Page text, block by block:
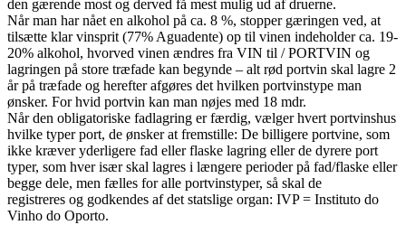
den gærende most og derved få mest mulig ud af druerne.
Når man har nået en alkohol på ca. 8 %, stopper gæringen ved, at
tilsætte klar vinsprit (77% Aguadente) op til vinen indeholder ca. 19-
20% alkohol, hvorved vinen ændres fra VIN til / PORTVIN og
lagringen på store træfade kan begynde – alt rød portvin skal lagre 2
år på træfade og herefter afgøres det hvilken portvinstype man
ønsker. For hvid portvin kan man nøjes med 18 mdr.
Når den obligatoriske fadlagring er færdig, vælger hvert portvinshus
hvilke typer port, de ønsker at fremstille: De billigere portvine, som
ikke kræver yderligere fad eller flaske lagring eller de dyrere port
typer, som hver især skal lagres i længere perioder på fad/flaske eller
begge dele, men fælles for alle portvinstyper, så skal de
registreres og godkendes af det statslige organ: IVP = Instituto do
Vinho do Oporto.